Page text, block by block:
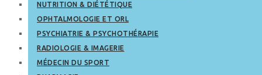
NUTRITION & DIÉTÉTIQUE
OPHTALMOLOGIE ET ORL
PSYCHIATRIE & PSYCHOTHÉRAPIE
RADIOLOGIE & IMAGERIE
MÉDECIN DU SPORT